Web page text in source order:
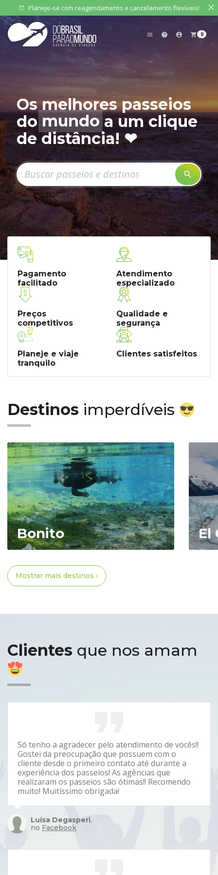
event_available Planeje-se com reagendamento e cancelamento flexíveis!
menu help account_circle shopping_cart 0
Os melhores passeios
do mundo a um clique
de distância! ❤
Pesquisar produtos
search
Pagamento
facilitado
Atendimento
especializado
Preços
competitivos
Qualidade e
segurança
Planeje e viaje
tranquilo
Clientes satisfeitos
Destinos imperdíveis
Bonito El
Mostrar mais destinos ›
Clientes que nos amam
Só tenho a agradecer pelo atendimento de vocês!!
Gostei da preocupação que possuem com o
cliente desde o primeiro contato até durante a
experiência dos passeios! As agências que
realizaram os passeios são ótimas!! Recomendo
muito! Muitíssimo obrigada!
Luísa Degasperi,
no Facebook